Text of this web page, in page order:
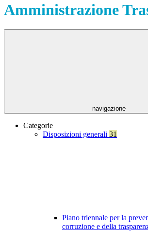
Amministrazione
navigazione
Categorie
Disposizioni generali 31
Piano triennale per la
corruzione e della